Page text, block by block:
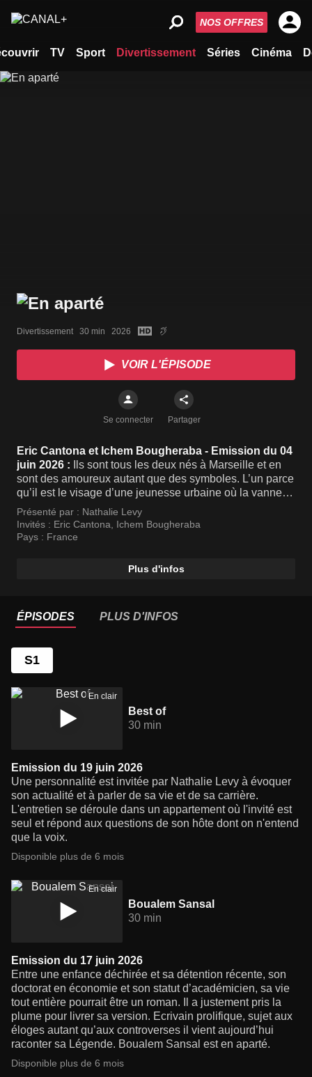
TV Sport Divertissement Séries Cinéma
NOS OFFRES
Divertissement   30 min   2026
VOIR L'ÉPISODE
Se connecter Partager
Eric Cantona et Ichem Bougheraba - Emission du 04
juin 2026 :
Ils sont tous les deux nés à Marseille et en
sont des amoureux autant que des symboles. L’un parce
qu’il est le visage d’une jeunesse urbaine où la vanne et
l’humour est un moyen de conquérir le monde. L’autre
parce qu’il représente la fierté du foot même si c’est
l’Angleterre qui l'a couronné. Ensemble ils illustrent le
Présenté par : Nathalie Levy
Invités : Eric Cantona
Ichem Bougheraba
Pays : France
Plus d'infos
ÉPISODES PLUS D'INFOS
S1
En clair
Best of
30 min
Emission du 19 juin 2026
Une personnalité est invitée par Nathalie Levy à évoquer
son actualité et à parler de sa vie et de sa carrière.
L'entretien se déroule dans un appartement où l'invité est
seul et répond aux questions de son hôte dont on n'entend
que la voix.
Disponible plus de 6 mois
En clair
Boualem Sansal
30 min
Emission du 17 juin 2026
Entre une enfance déchirée et sa détention récente, son
doctorat en économie et son statut d’académicien, sa vie
tout entière pourrait être un roman. Il a justement pris la
plume pour livrer sa version. Ecrivain prolifique, sujet aux
éloges autant qu’aux controverses il vient aujourd’hui
raconter sa Légende. Boualem Sansal est en aparté.
Disponible plus de 6 mois